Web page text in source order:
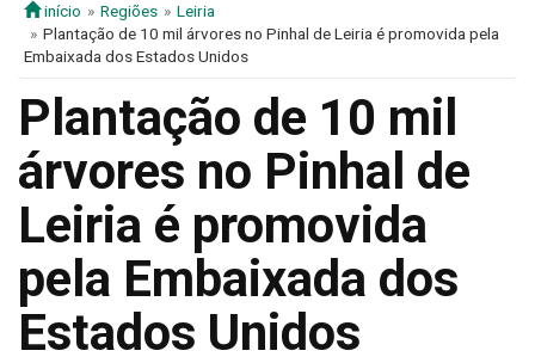
início Regiões
Leiria
Plantação de 10 mil árvores no Pinhal de Leiria é promovida pela
Embaixada dos Estados Unidos
Plantação de 10 mil
árvores no Pinhal de
Leiria é promovida
pela Embaixada dos
Estados Unidos